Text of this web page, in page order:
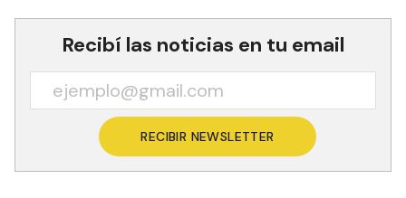
Recibí las noticias en tu email
RECIBIR NEWSLETTER